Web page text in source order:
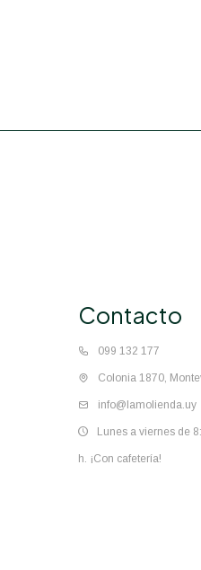
Contacto
099 132 177
Colonia 1870,
info@lamolienda.uy
Lunes a viernes de
h. ¡Con cafetería!